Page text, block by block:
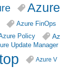
Azure
Azure FinOps
Policy
Az
Update Manager
Azure V